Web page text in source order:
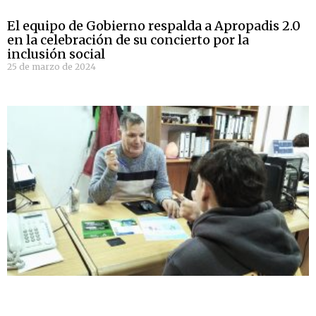
El equipo de Gobierno respalda a Apropadis 2.0
en la celebración de su concierto por la
inclusión social
25 de marzo de 2024